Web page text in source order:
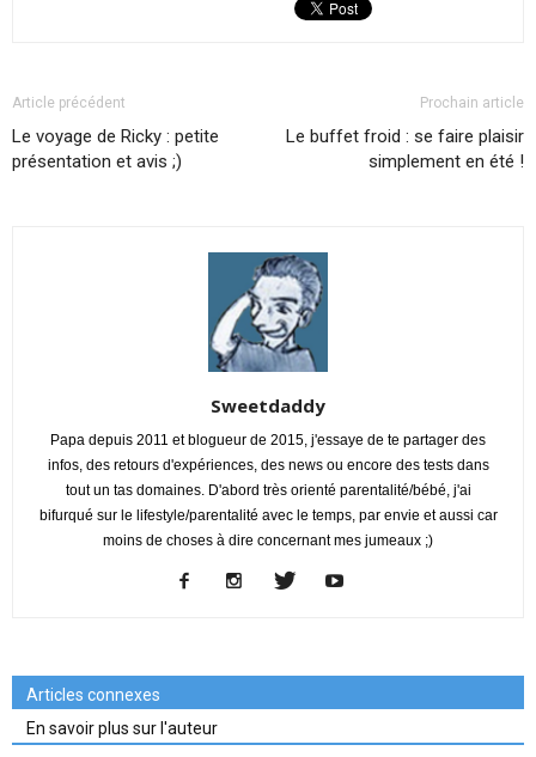
Article précédent
Le voyage de Ricky : petite
présentation et avis ;)
Prochain article
Le buffet froid : se faire plaisir
simplement en été !
Sweetdaddy
Papa depuis 2011 et blogueur de 2015, j'essaye de te partager des
infos, des retours d'expériences, des news ou encore des tests dans
tout un tas domaines. D'abord très orienté parentalité/bébé, j'ai
bifurqué sur le lifestyle/parentalité avec le temps, par envie et aussi car
moins de choses à dire concernant mes jumeaux ;)
Articles connexes
En savoir plus sur l'auteur